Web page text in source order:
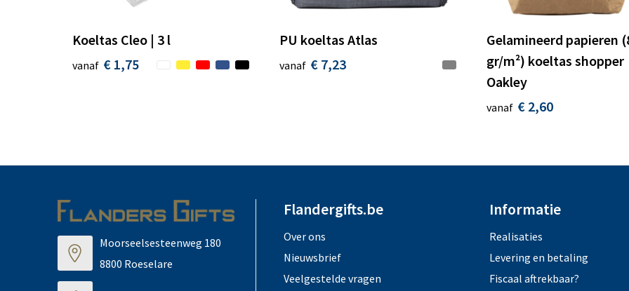
Koeltas Cleo | 3 l
vanaf € 1,75
PU koeltas Atlas
vanaf € 7,23
Gelamineerd papieren
gr/m²) koeltas shopper
Oakley
vanaf € 2,60
Moorseelsesteenweg 180
8800 Roeselare
Flandergifts.be
Over ons
Nieuwsbrief
Veelgestelde vragen
Informatie
Realisaties
Levering en betaling
Fiscaal aftrekbaar?